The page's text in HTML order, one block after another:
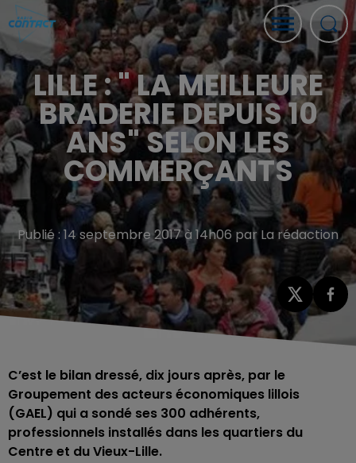
LILLE : " LA MEILLEURE
BRADERIE DEPUIS 10
ANS" SELON LES
COMMERÇANTS
Publié : 14 septembre 2017 à 14h06 par La rédaction
C’est le bilan dressé, dix jours après, par le
Groupement des acteurs économiques lillois
(GAEL) qui a sondé ses 300 adhérents,
professionnels installés dans les quartiers du
Centre et du Vieux-Lille.